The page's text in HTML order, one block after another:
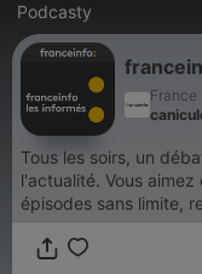
Podcasty
France
de
Tous les soirs, un
l'actualité. Vous aimez ce podcast ? Pour écouter tous les
épisodes sans limite,